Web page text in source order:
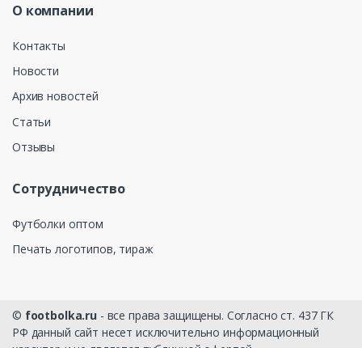
О компании
Контакты
Новости
Архив новостей
Статьи
Отзывы
Сотрудничество
Футболки оптом
Печать логотипов, тираж
© footbolka.ru - все права защищены. Согласно ст. 437 ГК
РФ данный сайт несет исключительно информационный